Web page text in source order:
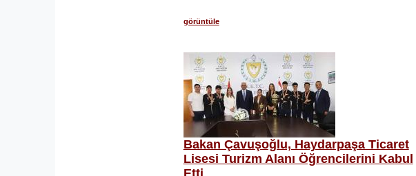
görüntüle
Bakan Çavuşoğlu, Haydarpaşa Ticaret
Lisesi Turizm Alanı Öğrencilerini Kabul
Etti